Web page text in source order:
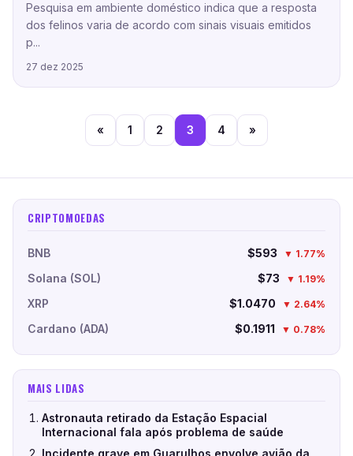
Pesquisa em ambiente doméstico indica que a resposta
dos felinos varia de acordo com sinais visuais emitidos
p...
27 dez 2025
« 1 2 3 4 »
CRIPTOMOEDAS
BNB $593 ▼ 1.77%
Solana (SOL) $73 ▼ 1.19%
XRP $1.0470 ▼ 2.64%
Cardano (ADA) $0.1911 ▼ 0.78%
MAIS LIDAS
Astronauta retirado da Estação Espacial
Internacional fala após problema de saúde